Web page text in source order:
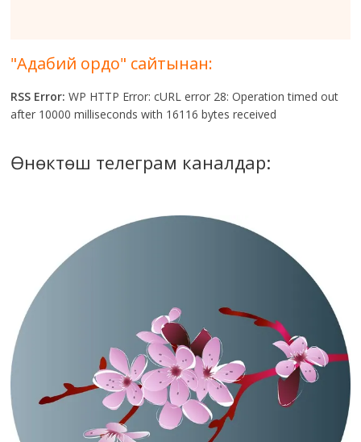
"Адабий ордо" сайтынан:
RSS Error: WP HTTP Error: cURL error 28: Operation timed out
after 10000 milliseconds with 16116 bytes received
Өнөктөш телеграм каналдар: